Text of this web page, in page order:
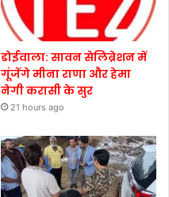
डोईवाला: सावन सेलिब्रेशन में
गूंजेंगे मीना राणा और हेमा
नेगी करासी के सुर
21 hours ago